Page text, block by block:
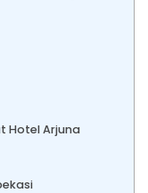
Hotel Arjuna